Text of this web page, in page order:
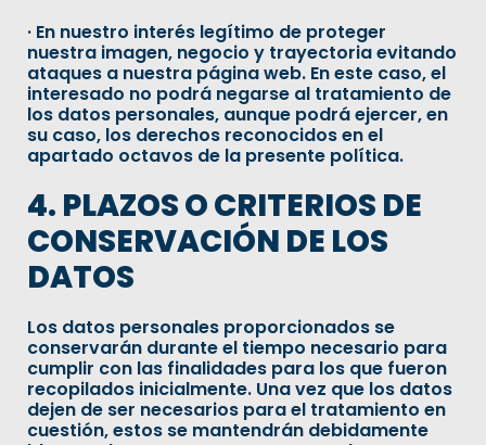
· En nuestro interés legítimo de proteger
nuestra imagen, negocio y trayectoria evitando
ataques a nuestra página web. En este caso, el
interesado no podrá negarse al tratamiento de
los datos personales, aunque podrá ejercer, en
su caso, los derechos reconocidos en el
apartado octavos de la presente política.
4. PLAZOS O CRITERIOS DE
CONSERVACIÓN DE LOS
DATOS
Los datos personales proporcionados se
conservarán durante el tiempo necesario para
cumplir con las finalidades para los que fueron
recopilados inicialmente. Una vez que los datos
dejen de ser necesarios para el tratamiento en
cuestión, estos se mantendrán debidamente